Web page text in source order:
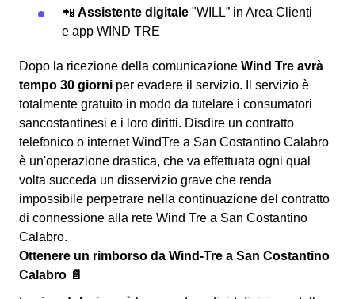
📲 Assistente digitale "WILL” in Area Clienti
e app WIND TRE
Dopo la ricezione della comunicazione Wind Tre avrà
tempo 30 giorni per evadere il servizio. Il servizio è
totalmente gratuito in modo da tutelare i consumatori
sancostantinesi e i loro diritti. Disdire un contratto
telefonico o internet WindTre a San Costantino Calabro
è un'operazione drastica, che va effettuata ogni qual
volta succeda un disservizio grave che renda
impossibile perpetrare nella continuazione del contratto
di connessione alla rete Wind Tre a San Costantino
Calabro.
Ottenere un rimborso da Wind-Tre a San Costantino
Calabro 📄